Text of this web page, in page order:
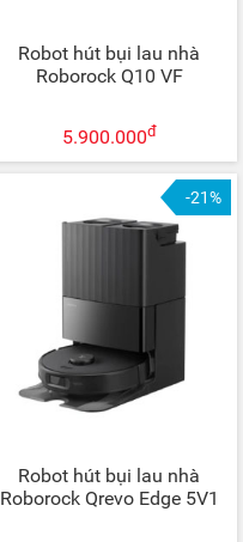
Robot hút bụi lau nhà
Roborock Q10 VF
5.900.000đ
-21%
Robot hút bụi lau nhà
Roborock Qrevo Edge 5V1